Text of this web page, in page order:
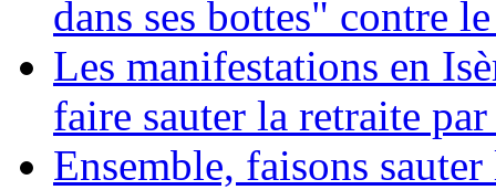
dans ses bottes" contre
Les manifestations en
faire sauter la retraite
Ensemble, faisons